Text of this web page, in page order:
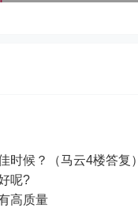
时候？（马云4楼答复）
呢?
高质量